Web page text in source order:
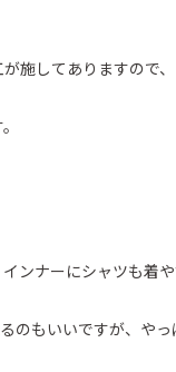
施してありますので、
ンナーにシャツも着や
のもいいですが、やっ